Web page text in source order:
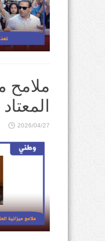
المعتاد
2026/04/27